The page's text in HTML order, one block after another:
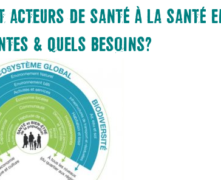
DE SANTÉ À LA SANTÉ
& QUELS BESOINS? »